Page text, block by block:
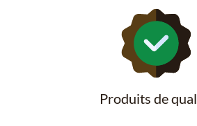
Produits de